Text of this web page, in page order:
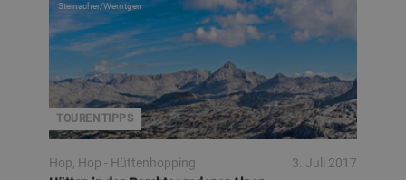
TOURENTIPPS
Steinacher/Werntgen
Hop, Hop - Hüttenhopping
3. Juli 2017